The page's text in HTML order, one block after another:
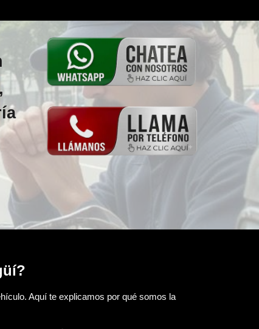
Aquí te explicamos por qué somos la